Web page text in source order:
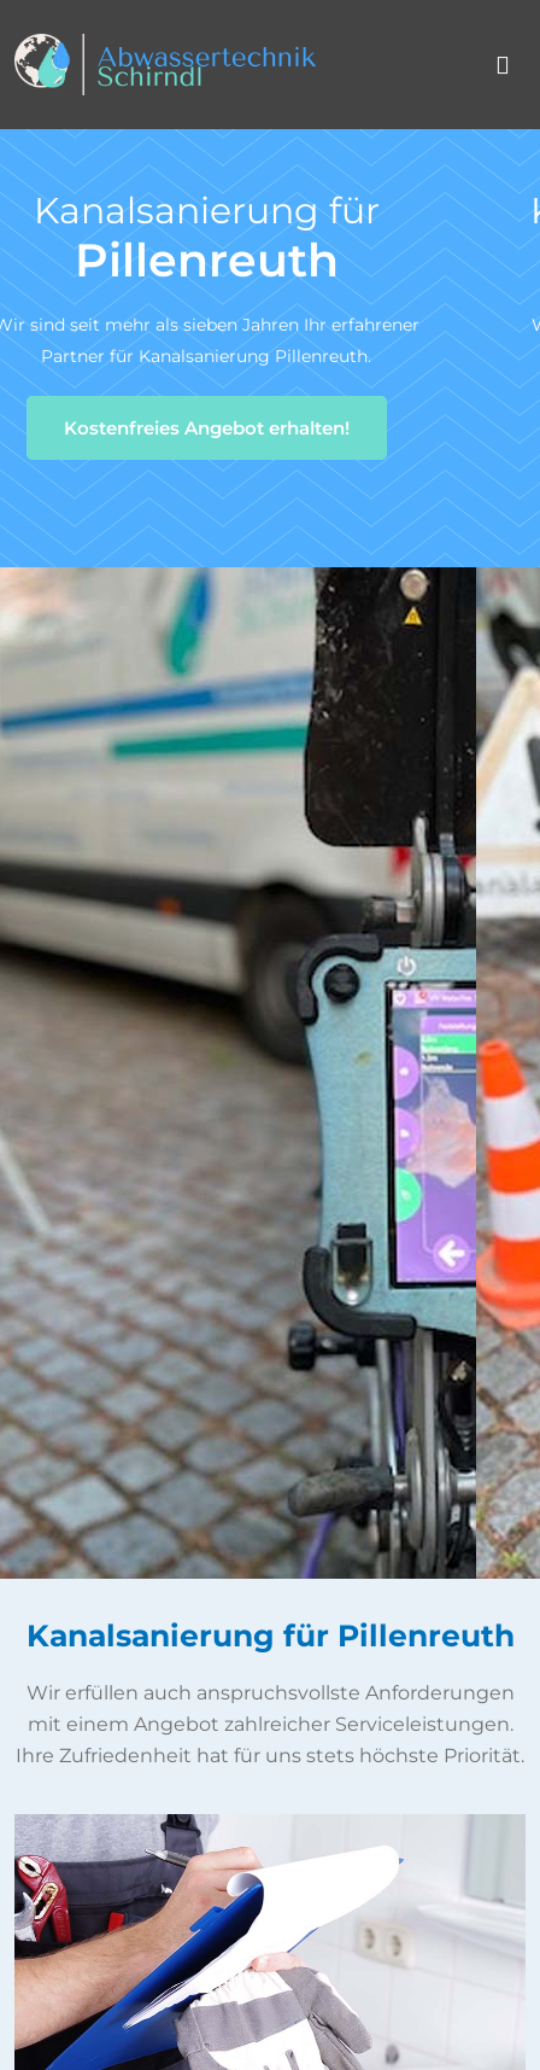
Kanal TV-
nach DIN 1986-30
Wir sind ein zertifiziertes Fachunternehmen für
Kanal-TV-Untersuchung gem. DIN 1986-30.
Zum Angebotsservice
Kanalsanierung für Pillenreuth
Wir erfüllen auch anspruchsvollste Anforderungen
mit einem Angebot zahlreicher Serviceleistungen.
Ihre Zufriedenheit hat für uns stets höchste Priorität.